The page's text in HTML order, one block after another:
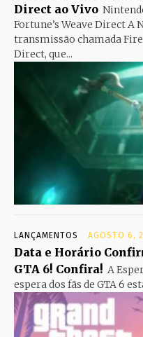
Direct ao Vivo
Fortune’s Weave Direct
transmissão chamada
Direct, que...
LANÇAMENTOS AGOSTO 6,
Data e Horário
GTA 6! Confira! A
espera dos fãs de GTA 6